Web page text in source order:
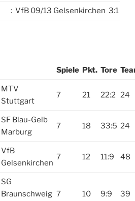
: VfB 09/13 Gelsenkirchen 3:1
Spiele Pkt. Tore
MTV
Stuttgart
7 21 22:2 24
SF Blau-Gelb
Marburg
7 18 33:5 24
VfB
Gelsenkirchen
7 12 11:9 48
SG
Braunschweig 7 10 9:9 39